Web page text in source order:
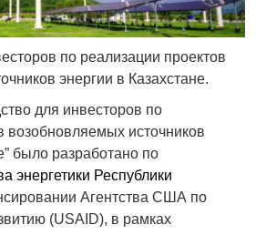
по реализации проектов
энергии в Казахстане.
для инвесторов по
возобновляемых источников
было разработано по
энергетики Республики
Агентства США по
(USAID), в рамках